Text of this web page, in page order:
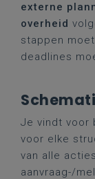
externe
overheid
stappen
deadlines
Je vindt voor
voor elke
van alle
aanvraag-/